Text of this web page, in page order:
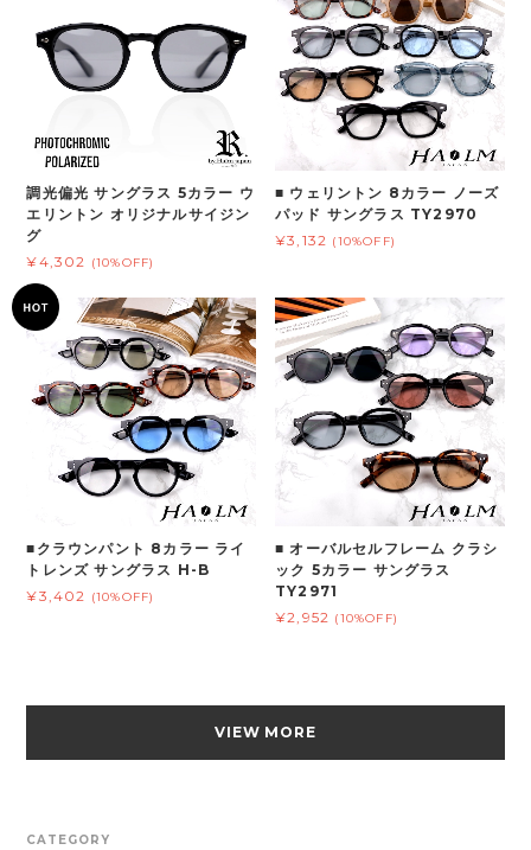
調光偏光 サングラス 5カラー ウ
エリントン オリジナルサイジン
グ
¥4,302 (10%OFF)
■ ウェリントン 8カラー ノーズ
パッド サングラス TY2970
¥3,132 (10%OFF)
■クラウンパント 8カラー ライ
トレンズ サングラス H-B
¥3,402 (10%OFF)
■ オーバルセルフレーム クラシ
ック 5カラー サングラス
TY2971
¥2,952 (10%OFF)
VIEW MORE
CATEGORY